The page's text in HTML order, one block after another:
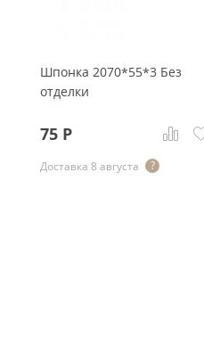
Шпонка 2070*55*3 Без
отделки
75 Р
Доставка 8 августа